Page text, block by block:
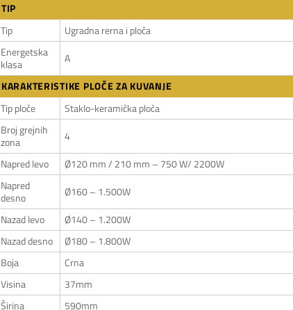
TIP
Tip
Ugradna rerna i ploča
Energetska
klasa
A
KARAKTERISTIKE PLOČE ZA KUVANJE
Tip ploče
Staklo-keramička ploča
Broj grejnih
zona
4
Napred levo
Ø120 mm / 210 mm – 750 W/ 2200W
Napred
desno
Ø160 – 1.500W
Nazad levo
Ø140 – 1.200W
Nazad desno
Ø180 – 1.800W
Boja
Crna
Visina
37mm
Širina
590mm